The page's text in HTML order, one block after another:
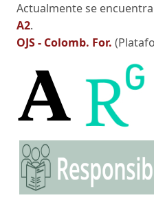
Actualmente se
A2.
OJS - Colomb. For.